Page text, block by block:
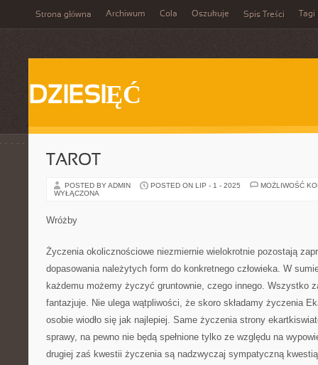
Strona główna Archiwum Cola Oszukuje Spis Treści Tagi
DZIESIĘĆ
TAROT
POSTED BY ADMIN POSTED ON LIP - 1 - 2025
MOŻLIWOŚĆ
WYŁĄCZONA
Wróżby
Życzenia okolicznościowe niezmiernie wielokrotnie pozostają
dopasowania należytych form do konkretnego człowieka. W
każdemu możemy życzyć gruntownie, czego innego. Wszystko
fantazjuje. Nie ulega wątpliwości, że skoro składamy życzenia
osobie wiodło się jak najlepiej. Same życzenia strony
sprawy, na pewno nie będą spełnione tylko ze względu na
drugiej zaś kwestii życzenia są nadzwyczaj sympatyczną